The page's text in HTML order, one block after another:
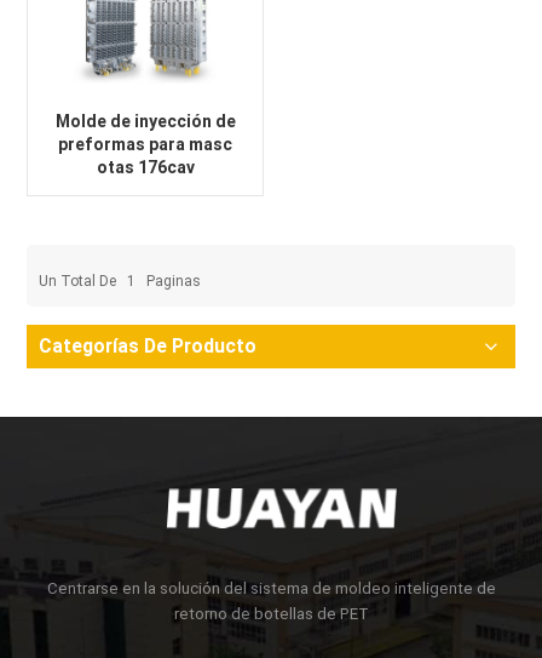
Molde de inyección de
preformas para masc
otas 176cav
Un Total De 1 Paginas
Categorías De Producto
Centrarse en la solución del sistema de moldeo inteligente de
retorno de botellas de PET